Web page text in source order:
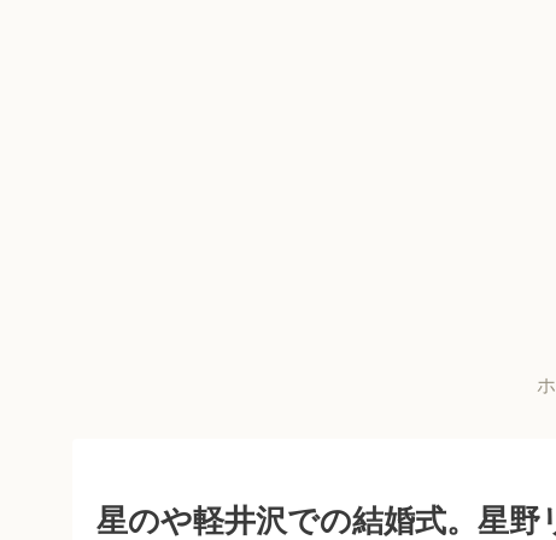
星のや軽井沢での結婚式。星